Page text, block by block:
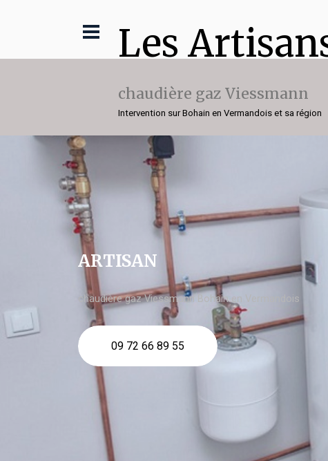
Les
chaudière gaz Viessmann
Intervention sur Bohain en Vermandois et sa région
ARTISAN
chaudière gaz Viessmann Bohain en Vermandois
09 72 66 89 55